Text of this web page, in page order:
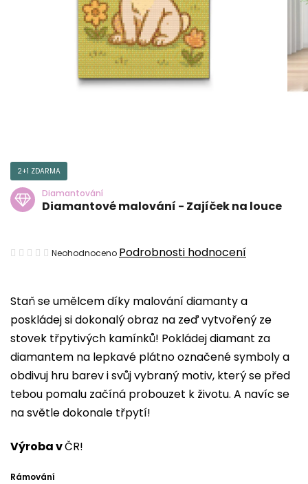
Staň se umělcem díky malování diamanty a
poskládej si dokonalý obraz na zeď vytvořený ze
stovek třpytivých kamínků! Pokládej diamant za
diamantem na lepkavé plátno označené symboly a
obdivuj hru barev i svůj vybraný motiv, který se před
tebou pomalu začíná probouzet k životu. A navíc se
na světle dokonale třpytí!
Výroba vČR!
Rámování
2+1 ZDARMA
Diamantování
Diamantové malování - Zajíček na louce
Průměrné
je
0,0
z
5
hvězdiček.
Neohodnoceno Podrobnosti hodnocení